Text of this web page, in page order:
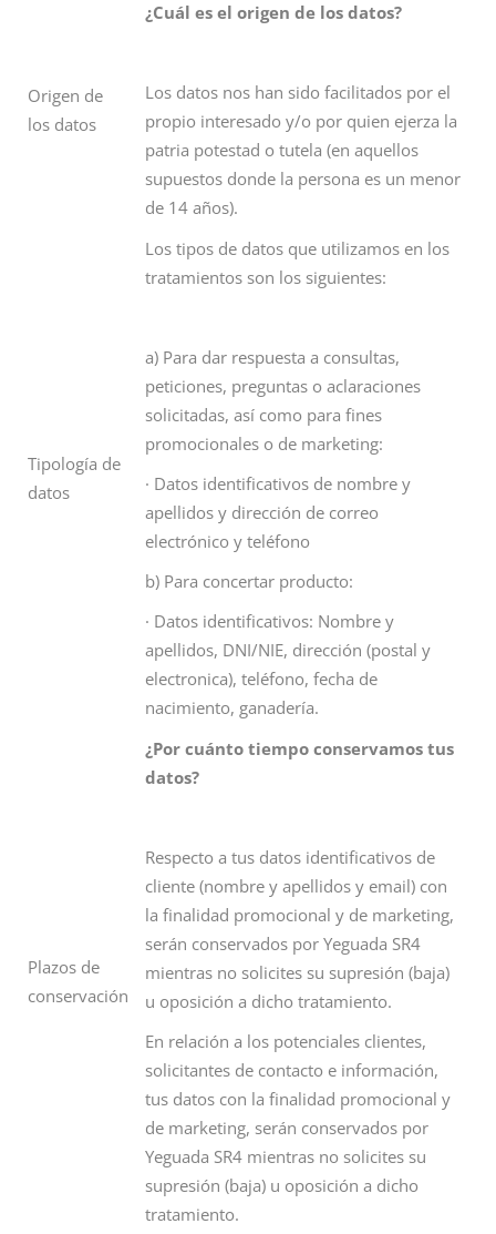
Origen de
los datos
¿Cuál es el origen de los datos?
Los datos nos han sido facilitados por el
propio interesado y/o por quien ejerza la
patria potestad o tutela (en aquellos
supuestos donde la persona es un menor
de 14 años).
Tipología de
datos
Los tipos de datos que utilizamos en los
tratamientos son los siguientes:
a) Para dar respuesta a consultas,
peticiones, preguntas o aclaraciones
solicitadas, así como para fines
promocionales o de marketing:
· Datos identificativos de nombre y
apellidos y dirección de correo
electrónico y teléfono
b) Para concertar producto:
· Datos identificativos: Nombre y
apellidos, DNI/NIE, dirección (postal y
electronica), teléfono, fecha de
nacimiento, ganadería.
Plazos de
conservación
¿Por cuánto tiempo conservamos tus
datos?
Respecto a tus datos identificativos de
cliente (nombre y apellidos y email) con
la finalidad promocional y de marketing,
serán conservados por Yeguada SR4
mientras no solicites su supresión (baja)
u oposición a dicho tratamiento.
En relación a los potenciales clientes,
solicitantes de contacto e información,
tus datos con la finalidad promocional y
de marketing, serán conservados por
Yeguada SR4 mientras no solicites su
supresión (baja) u oposición a dicho
tratamiento.